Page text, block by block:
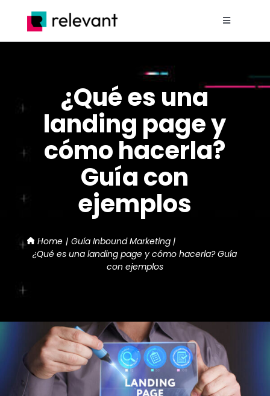
contenido
Toggle
Proyectos
Contacto
¿Qué es una
landing page y
cómo hacerla?
Guía con
ejemplos
Home
Guía Inbound Marketing
¿Qué es una landing page y cómo hacerla? Guía
con ejemplos